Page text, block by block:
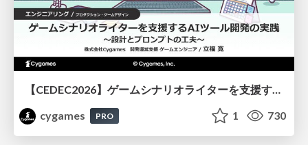
cygames
PRO 1 730